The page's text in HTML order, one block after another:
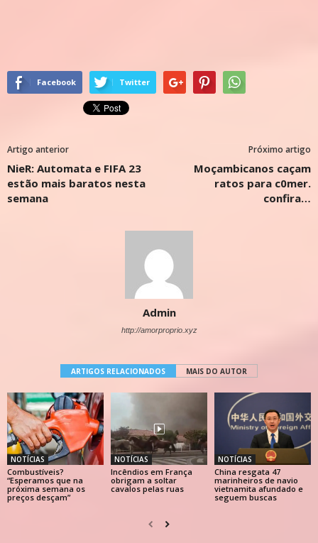
Facebook Twitter
Artigo anterior
NieR: Automata e FIFA 23
estão mais baratos nesta
semana
Próximo artigo
Moçambicanos caçam
ratos para c0mer.
confira…
Admin
http://amorproprio.xyz
ARTIGOS RELACIONADOS MAIS DO AUTOR
NOTÍCIAS
Combustíveis?
“Esperamos que na
próxima semana os
preços desçam”
NOTÍCIAS
Incêndios em França
obrigam a soltar
cavalos pelas ruas
NOTÍCIAS
China resgata 47
marinheiros de navio
vietnamita afundado e
seguem buscas